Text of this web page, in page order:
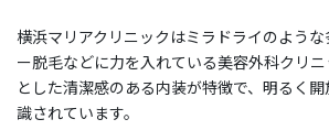
横浜マリアクリニックはミラドライのよう
ー脱毛などに力を入れている美容外科クリ
とした清潔感のある内装が特徴で、明るく
識されています。